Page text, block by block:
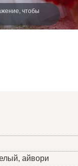
чтобы
айвори